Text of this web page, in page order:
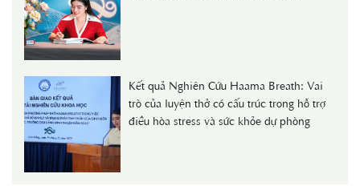
Kết quả Nghiên Cứu Haama Breath: Vai
trò của luyện thở có cấu trúc trong hỗ trợ
điều hòa stress và sức khỏe dự phòng